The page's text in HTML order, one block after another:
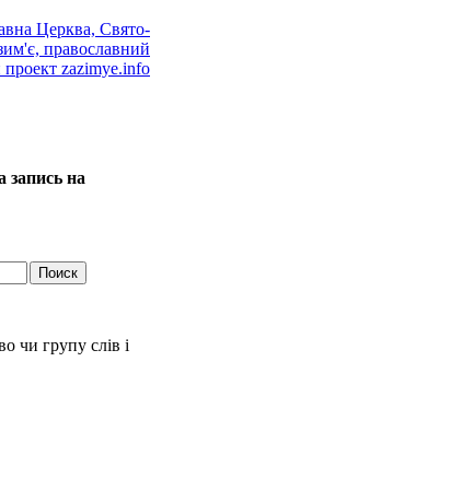
запись на
чи групу слів і